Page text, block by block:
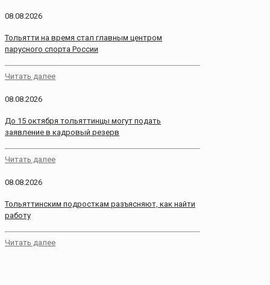
08.08.2026
Тольятти на время стал главным центром
парусного спорта России
Читать далее
08.08.2026
До 15 октября тольяттинцы могут подать
заявление в кадровый резерв
Читать далее
08.08.2026
Тольяттинским подросткам разъясняют, как найти
работу
Читать далее